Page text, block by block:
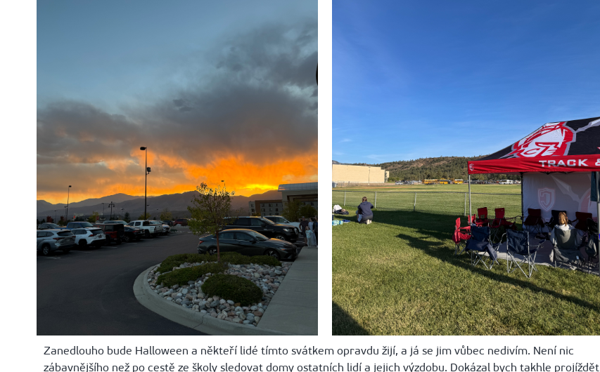
Zanedlouho bude Halloween a někteří lidé tímto svátkem opravdu žijí, a já se jim vůbec nedivím. Není nic
zábavnějšího než po cestě ze školy sledovat domy ostatních lidí a jejich výzdobu. Dokázal bych takhle projíždět